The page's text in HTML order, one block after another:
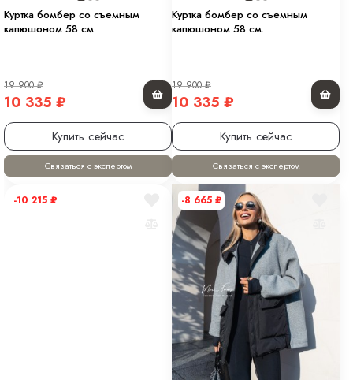
Куртка бомбер со съемным
капюшоном 58 см.
19 900₽
10 335 ₽
Купить сейчас
Связаться с экспертом
Куртка бомбер со съемным
капюшоном 58 см.
19 900₽
10 335 ₽
Купить сейчас
Связаться с экспертом
-10 215 ₽ -8 665 ₽